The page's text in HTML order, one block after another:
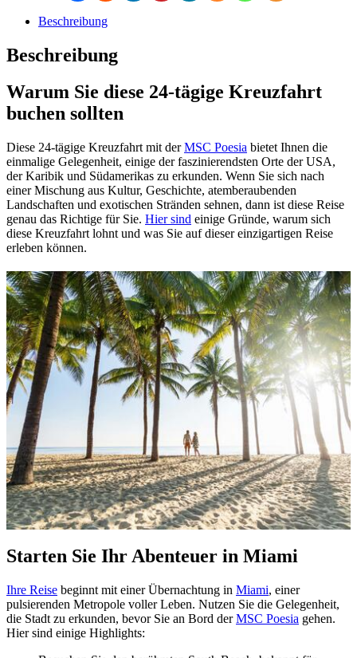
Beschreibung
Beschreibung
Warum Sie diese 24-tägige Kreuzfahrt
buchen sollten
Diese 24-tägige Kreuzfahrt mit derMSC Poesia bietet Ihnen die
einmalige Gelegenheit, einige der faszinierendsten Orte der USA,
der Karibik und Südamerikas zu erkunden. Wenn Sie sich nach
einer Mischung aus Kultur, Geschichte, atemberaubenden
Landschaften und exotischen Stränden sehnen, dann ist diese Reise
genau das Richtige für Sie. Hier sind einige Gründe, warum sich
diese Kreuzfahrt lohnt und was Sie auf dieser einzigartigen Reise
erleben können.
Starten Sie Ihr Abenteuer in Miami
Ihre Reise beginnt mit einer Übernachtung in Miami, einer
pulsierenden Metropole voller Leben. Nutzen Sie die Gelegenheit,
die Stadt zu erkunden, bevor Sie an Bord derMSC Poesia gehen.
Hier sind einige Highlights: